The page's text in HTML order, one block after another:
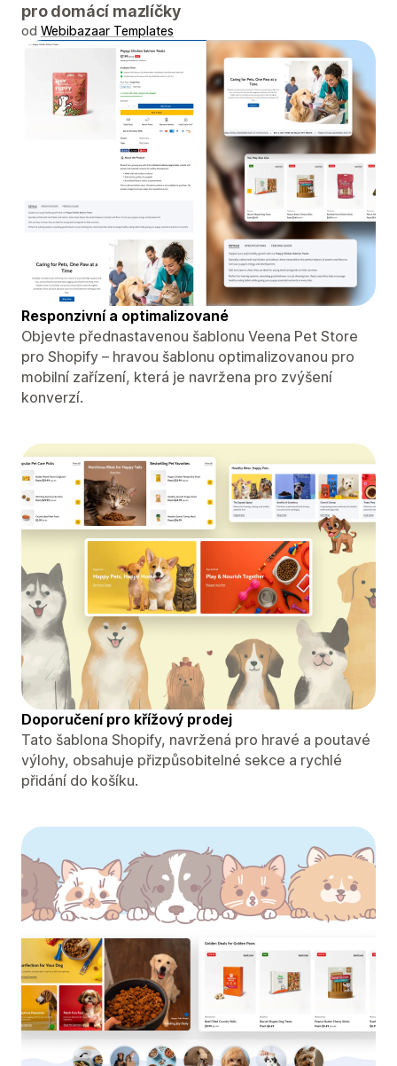
pro domácí mazlíčky
od Webibazaar Templates
Responzivní a optimalizované
Objevte přednastavenou šablonu Veena Pet Store
pro Shopify – hravou šablonu optimalizovanou pro
mobilní zařízení, která je navržena pro zvýšení
konverzí.
Doporučení pro křížový prodej
Tato šablona Shopify, navržená pro hravé a poutavé
výlohy, obsahuje přizpůsobitelné sekce a rychlé
přidání do košíku.